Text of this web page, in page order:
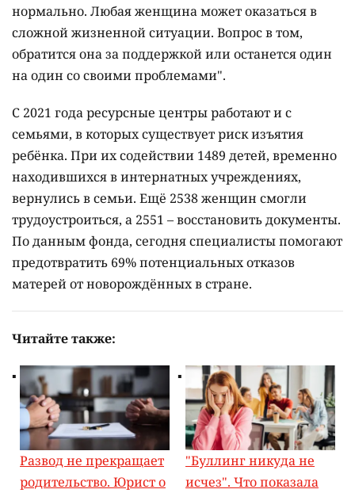
нормально. Любая женщина может оказаться в
сложной жизненной ситуации. Вопрос в том,
обратится она за поддержкой или останется один
на один со своими проблемами".
С 2021 года ресурсные центры работают и с
семьями, в которых существует риск изъятия
ребёнка. При их содействии 1489 детей, временно
находившихся в интернатных учреждениях,
вернулись в семьи. Ещё 2538 женщин смогли
трудоустроиться, а 2551 – восстановить документы.
По данным фонда, сегодня специалисты помогают
предотвратить 69% потенциальных отказов
матерей от новорождённых в стране.
Читайте также:
Развод не прекращает
родительство. Юрист о
"Буллинг никуда не
исчез". Что показала